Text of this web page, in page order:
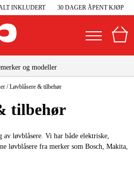
INKLUDERT 30 DAGER ÅPENT KJØP
/Løvblåsere & tilbehør
tilbehør
løvblåsere. Vi har både elektriske,
løvblåsere fra merker som Bosch, Makita,